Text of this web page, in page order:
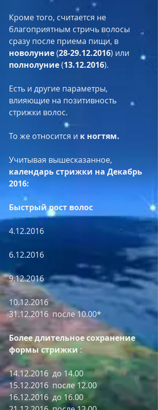
Кроме того, считается не
благоприятным стричь волосы
сразу после приема пищи, в
новолуние (28-29.12.2016) или
полнолуние (13.12.2016).
Есть и другие параметры,
влияющие на позитивность
стрижки волос.
То же относится и к ногтям.
Учитывая вышесказанное,
календарь стрижки на Декабрь
2016:
Быстрый рост волос
4.12.2016
6.12.2016
9.12.2016
10.12.2016
31.12.2016  после 10.00*
Более длительное сохранение
формы стрижки :
14.12.2016  до 14.00
15.12.2016  после 12.00
16.12.2016  до 16.00